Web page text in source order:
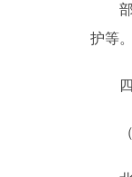
部门
护等。
四、
（